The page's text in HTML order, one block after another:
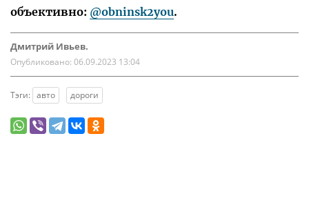
объективно: @obninsk2you.
Дмитрий Ивьев.
Опубликовано: 06.09.2023 13:04
Тэги: авто дороги